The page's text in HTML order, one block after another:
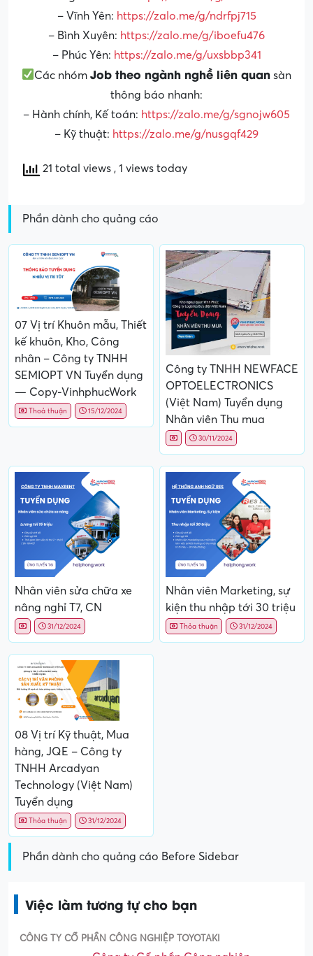
– Vĩnh Yên: https://zalo.me/g/ndrfpj715
– Bình Xuyên: https://zalo.me/g/iboefu476
– Phúc Yên: https://zalo.me/g/uxsbbp341
Các nhómJob theo ngành nghề liên quan sàn
thông báo nhanh:
– Hành chính, Kế toán: https://zalo.me/g/sgnojw605
– Kỹ thuật: https://zalo.me/g/nusgqf429
21 total views , 1 views today
Phần dành cho quảng cáo
07 Vị trí Khuôn mẫu, Thiết
kế khuôn, Kho, Công
nhân – Công ty TNHH
SEMIOPT VN Tuyển dụng
— Copy-VinhphucWork
Thoả thuận 15/12/2024
Công ty TNHH NEWFACE
OPTOELECTRONICS
(Việt Nam) Tuyển dụng
Nhân viên Thu mua
30/11/2024
Nhân viên sửa chữa xe
nâng nghỉ T7, CN
31/12/2024
Nhân viên Marketing, sự
kiện thu nhập tới 30 triệu
Thỏa thuận 31/12/2024
08 Vị trí Kỹ thuật, Mua
hàng, JQE – Công ty
TNHH Arcadyan
Technology (Việt Nam)
Tuyển dụng
Thỏa thuận 31/12/2024
Phần dành cho quảng cáo Before Sidebar
Việc làm tương tự cho bạn
CÔNG TY CỔ PHẦN CÔNG NGHIỆP TOYOTAKI